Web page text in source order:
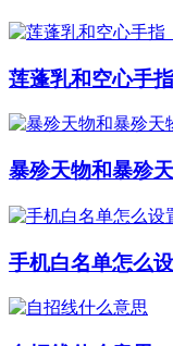
莲蓬乳和空心手
暴殄天物和暴殄
手机白名单怎么